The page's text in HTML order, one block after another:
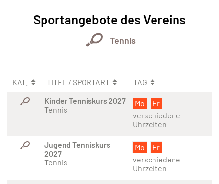
Sportangebote des Vereins
Tennis
KAT. TITEL / SPORTART
TAG
Kinder Tenniskurs 2027
Tennis
Mo
Fr
verschiedene
Uhrzeiten
Jugend Tenniskurs
2027
Tennis
Mo
Fr
verschiedene
Uhrzeiten